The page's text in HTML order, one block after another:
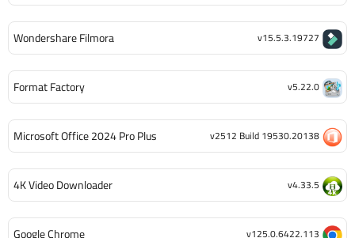
Wondershare Filmora v15.5.3.19727
Format Factory v5.22.0
Microsoft Office 2024 Pro Plus v2512 Build 19530.20138
4K Video Downloader v4.33.5
Google Chrome v125.0.6422.113